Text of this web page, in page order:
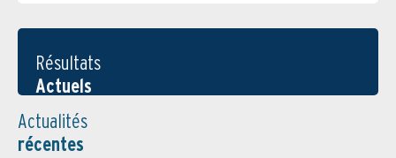
Résultats
Actuels
Actualités
récentes